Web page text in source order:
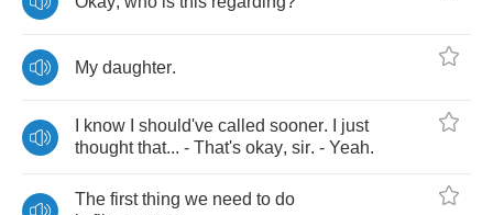
My daughter.
know should've called sooner.
just
thought that... - That's okay, sir. - Yeah.
The first thing we need to do